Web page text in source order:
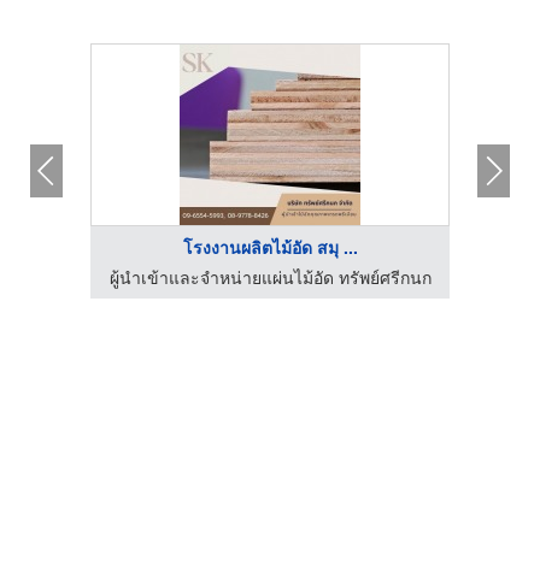
โรงงานผลิตไม้อัด สมุ ...
ผู้นำเข้าและจำหน่ายแผ่นไม้อัด ทรัพย์ศรีกนก